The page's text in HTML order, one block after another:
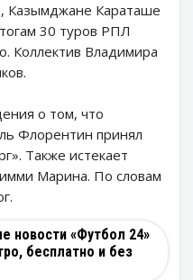
Казымджане Караташе
30 туров РПЛ
Коллектив Владимира
о том, что
Флорентин принял
Также истекает
Марина. По словам
новости «Футбол 24»
бесплатно и без